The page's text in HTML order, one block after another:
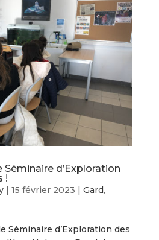
Séminaire d’Exploration
!
| 15 février 2023 | Gard,
Séminaire d’Exploration des